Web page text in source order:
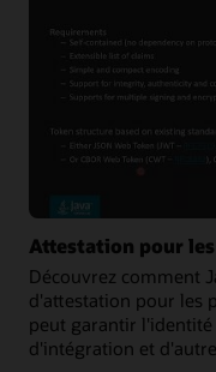
Attestation pour
Découvrez comment
d'attestation pour les
peut garantir
d'intégration et